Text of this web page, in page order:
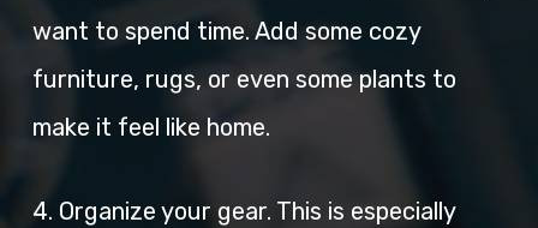
want to spend time. Add some cozy
furniture, rugs, or even some plants to
make it feel like home.
4. Organize your gear. This is especially